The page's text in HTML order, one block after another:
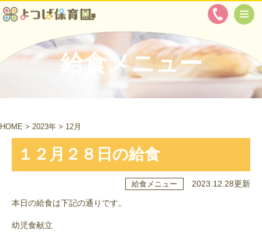
給食メニュー
HOME > 2023年 > 12月
１２月２８日の給食
給食メニュー 2023.12.28更新
本日の給食は下記の通りです。
幼児食献立